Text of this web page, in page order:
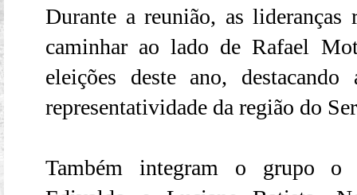
Durante a reunião, as
caminhar ao lado de Rafael
eleições deste ano,
representatividade da região do
Também integram o grupo o